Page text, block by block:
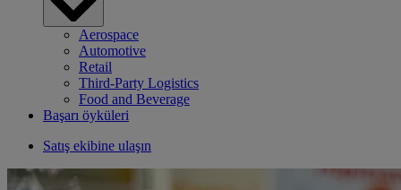
Aerospace
Automotive
Retail
Third-Party Logistics
Food and Beverage
Başarı öyküleri
Satış ekibine ulaşın